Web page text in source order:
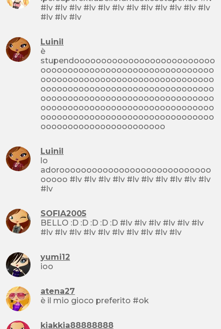
#lv #lv #lv #lv #lv #lv #lv #lv #lv #lv #lv #lv
#lv #lv #lv
Luinil
è
stupendoooooooooooooooooooooooooo
oooooooooooooooooooooooooooooooo
oooooooooooooooooooooooooooooooo
oooooooooooooooooooooooooooooooo
oooooooooooooooooooooooooooooooo
oooooooooooooooooooooooooooooooo
oooooooooooooooooooooooooooooooo
ooooooooooooooooooooooo
Luinil
lo
adoroooooooooooooooooooooooooooo
ooooo #lv #lv #lv #lv #lv #lv #lv #lv #lv #lv
#lv
SOFIA2005
BELLO :D :D :D :D :D #lv #lv #lv #lv #lv #lv
#lv #lv #lv #lv #lv #lv #lv #lv #lv #lv
yumi12
ioo
atena27
è il mio gioco preferito #ok
kiakkia88888888